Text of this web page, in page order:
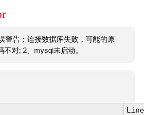
警告：连接数据库失败，可能的原
不对; 2、mysql未启动。
Line